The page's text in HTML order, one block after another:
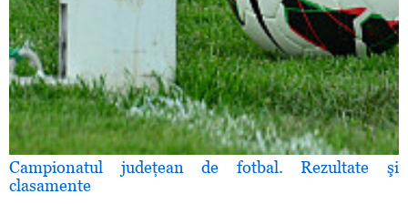
Campionatul judeţean de fotbal. Rezultate şi
clasamente